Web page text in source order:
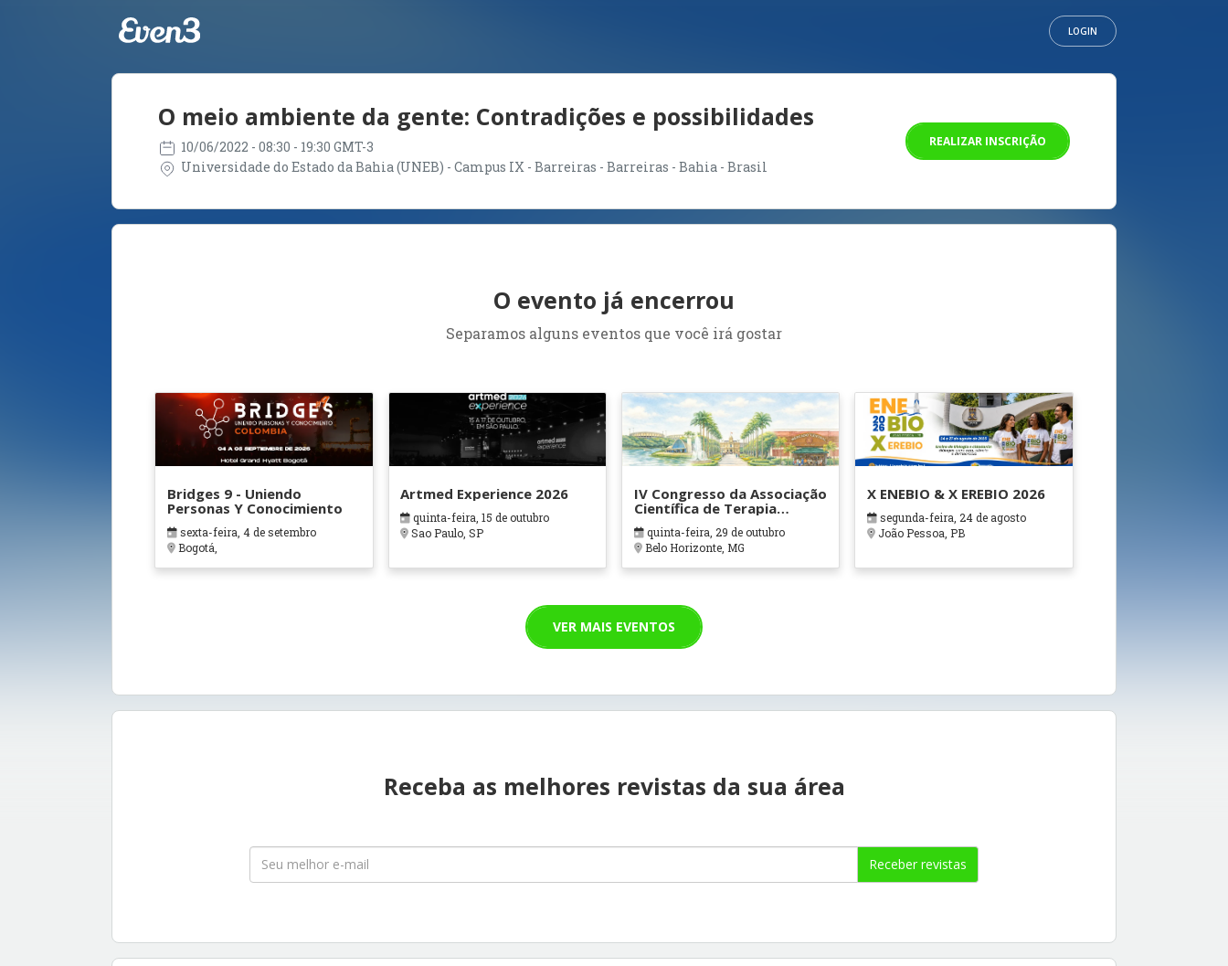
LOGIN
O meio ambiente da gente: Contradições e possibilidades
10/06/2022 - 08:30 - 19:30 GMT-3
Universidade do Estado da Bahia (UNEB) - Campus IX - Barreiras - Barreiras - Bahia - Brasil
REALIZAR INSCRIÇÃO
O evento já encerrou
Separamos alguns eventos que você irá gostar
Bridges 9 - Uniendo
Personas Y Conocimiento
sexta-feira, 4 de setembro
Bogotá,
Artmed Experience 2026
quinta-feira, 15 de outubro
Sao Paulo, SP
IV Congresso da Associação
Científica de Terapia
Ocupacional em Contextos
Hospitalares e Cuidados
Paliativos - ATOHOSP
quinta-feira, 29 de outubro
Belo Horizonte, MG
X ENEBIO & X EREBIO 2026
segunda-feira, 24 de agosto
João Pessoa, PB
VER MAIS EVENTOS
Receba as melhores revistas da sua área
Receber revistas